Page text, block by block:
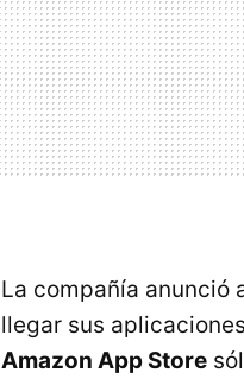
La compañía anunció
llegar sus
Amazon App Store